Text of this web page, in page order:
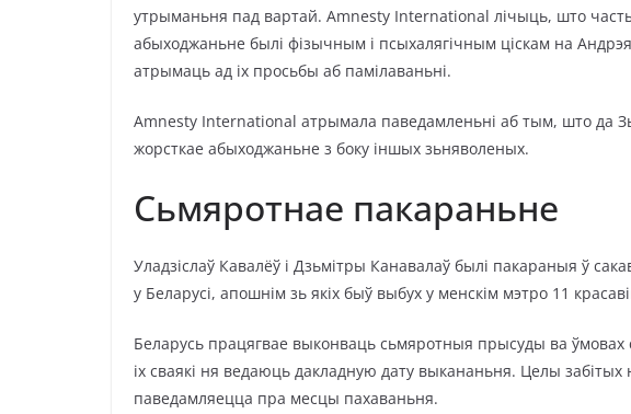
утрыманьня пад вартай. Amnesty International лічыць, што
абыходжаньне былі фізычным і псыхалягічным ціскам на
атрымаць ад іх просьбы аб памілаваньні.
Amnesty International атрымала паведамленьні аб тым, што да
жорсткае абыходжаньне з боку іншых зьняволеных.
Сьмяротнае пакараньне
Уладзіслаў Кавалёў і Дзьмітры Канавалаў былі пакараныя ў
у Беларусі, апошнім зь якіх быў выбух у менскім мэтро 11
Беларусь працягвае выконваць сьмяротныя прысуды ва ўмовах
іх сваякі ня ведаюць дакладную дату выкананьня. Целы
паведамляецца пра месцы пахаваньня.